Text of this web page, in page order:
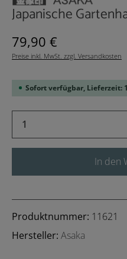
Japanische
Regulärer Preis:
79,90 €
Preise inkl. MwSt. zzgl. Versandkosten
Sofort verfügbar, Lieferzeit:
Produkt Anzahl:
In den
Produktnummer: 11621
Hersteller: Asaka